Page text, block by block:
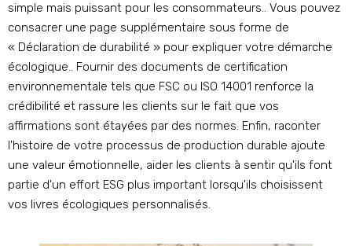
simple mais puissant pour les consommateurs.. Vous pouvez
consacrer une page supplémentaire sous forme de
« Déclaration de durabilité » pour expliquer votre démarche
écologique.. Fournir des documents de certification
environnementale tels que FSC ou ISO 14001 renforce la
crédibilité et rassure les clients sur le fait que vos
affirmations sont étayées par des normes. Enfin, raconter
l'histoire de votre processus de production durable ajoute
une valeur émotionnelle, aider les clients à sentir qu'ils font
partie d'un effort ESG plus important lorsqu'ils choisissent
vos livres écologiques personnalisés.